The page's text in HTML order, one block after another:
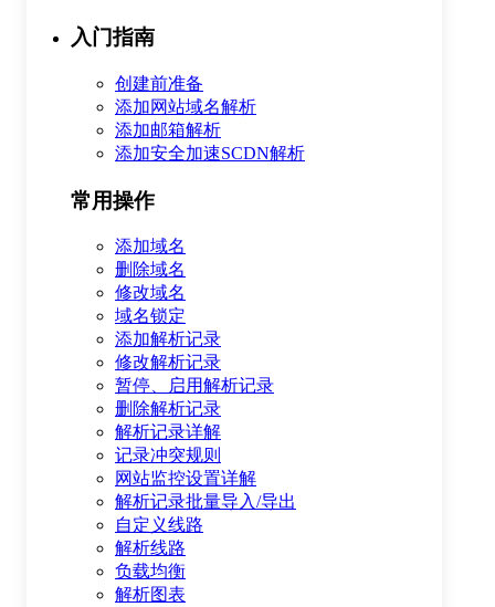
入门指南
创建前准备
添加网站域名解析
添加邮箱解析
添加安全加速SCDN解析
常用操作
添加域名
删除域名
修改域名
域名锁定
添加解析记录
修改解析记录
暂停、启用解析记录
删除解析记录
解析记录详解
记录冲突规则
网站监控设置详解
解析记录批量导入/导出
自定义线路
解析线路
负载均衡
解析图表